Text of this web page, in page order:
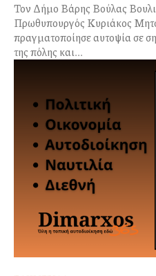
Τον Δήμο Βάρης Βούλας
Πρωθυπουργός Κυριάκος
πραγματοποίησε αυτοψία σε
της πόλης και...